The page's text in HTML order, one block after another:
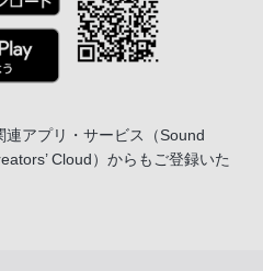
アプリ・サービス
（Sound
Cloud）からもご登録いた